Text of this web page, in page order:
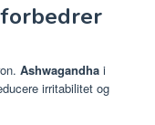
Ashwagandha i
irritabilitet og